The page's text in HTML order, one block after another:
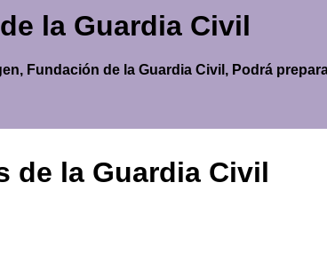
la Guardia Civil
Fundación de la Guardia Civil, Podrá
de la Guardia Civil